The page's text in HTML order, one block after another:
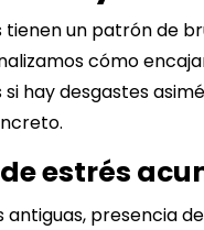
tienen un patrón de
cómo
hay desgastes
estrés
presencia